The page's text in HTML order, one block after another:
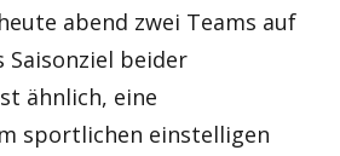
abend zwei Teams auf
Saisonziel beider
ähnlich, eine
sportlichen einstelligen